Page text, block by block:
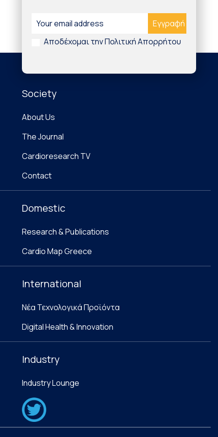
Society
About Us
The Journal
Cardioresearch TV
Contact
Domestic
Research & Publications
Cardio Map Greece
International
Νέα Τεχνολογικά Προϊόντα
Digital Health & Innovation
Industry
Industry Lounge
Αποδέχομαι την Πολιτική Απορρήτου